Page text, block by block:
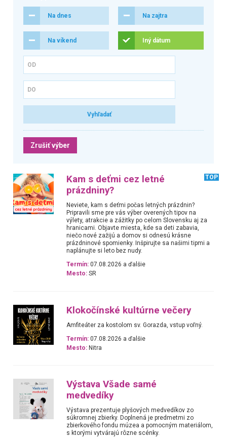
Na dnes Na zajtra
Na víkend Iný dátum
Zrušiť výber
Kam s deťmi cez letné
prázdniny?
TOP
Neviete, kam s deťmi počas letných prázdnin?
Pripravili sme pre vás výber overených tipov na
výlety, atrakcie a zážitky po celom Slovensku aj za
hranicami. Objavte miesta, kde sa deti zabavia,
niečo nové zažijú a domov si odnesú krásne
prázdninové spomienky. Inšpirujte sa našimi tipmi a
naplánujte si leto bez nudy.
Termín: 07.08.2026 a ďalšie
Mesto: SR
Klokočínské kultúrne večery
Amfiteáter za kostolom sv. Gorazda, vstup voľný.
Termín: 07.08.2026 a ďalšie
Mesto: Nitra
Výstava Všade samé
medvedíky
Výstava prezentuje plyšových medvedíkov zo
súkromnej zbierky. Doplnená je predmetmi zo
zbierkového fondu múzea a pomocným materiálom,
s ktorými vytvárajú rôzne scénky.